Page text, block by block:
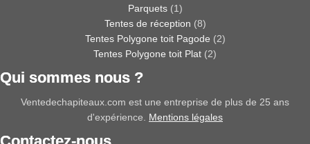
Parquets (1)
Tentes de réception (8)
Tentes Polygone toit Pagode (2)
Tentes Polygone toit Plat (2)
Qui sommes nous ?
Ventedechapiteaux.com est une entreprise de plus de 25 ans
d'expérience. Mentions légales